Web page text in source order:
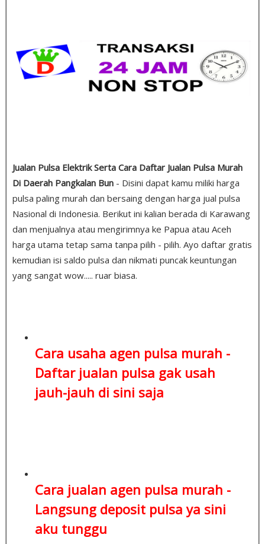
Jualan Pulsa Elektrik Serta Cara Daftar Jualan Pulsa Murah
Di Daerah Pangkalan Bun - Disini dapat kamu miliki harga
pulsa paling murah dan bersaing dengan harga jual pulsa
Nasional di Indonesia. Berikut ini kalian berada di Karawang
dan menjualnya atau mengirimnya ke Papua atau Aceh
harga utama tetap sama tanpa pilih - pilih. Ayo daftar gratis
kemudian isi saldo pulsa dan nikmati puncak keuntungan
yang sangat wow..... ruar biasa.
Cara usaha agen pulsa murah -
Daftar jualan pulsa gak usah
jauh-jauh di sini saja
Cara jualan agen pulsa murah -
Langsung deposit pulsa ya sini
aku tunggu